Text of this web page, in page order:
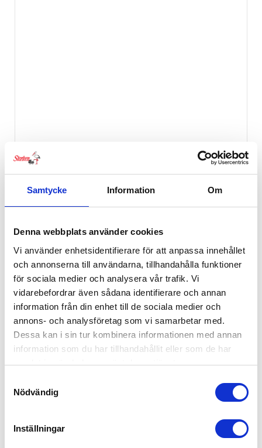
Samtycke Information Om
Denna webbplats använder cookies
Vi använder enhetsidentifierare för att anpassa innehållet
och annonserna till användarna, tillhandahålla funktioner
för sociala medier och analysera vår trafik. Vi
vidarebefordrar även sådana identifierare och annan
information från din enhet till de sociala medier och
annons- och analysföretag som vi samarbetar med.
Dessa kan i sin tur kombinera informationen med annan
information som du har tillhandahållit eller som de har
samlat in när du har använt deras tjänster.
Nödvändig
Inställningar
Besafe Stretch² Meadow Green Softbreeze